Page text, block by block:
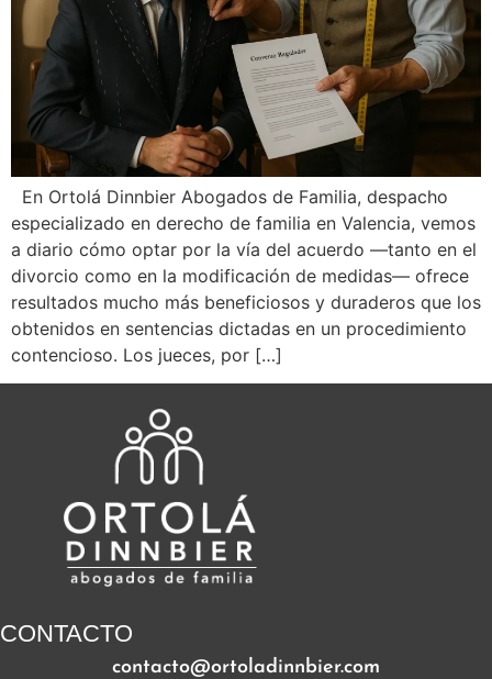
En Ortolá Dinnbier Abogados de Familia, despacho
especializado en derecho de familia en Valencia, vemos
a diario cómo optar por la vía del acuerdo —tanto en el
divorcio como en la modificación de medidas— ofrece
resultados mucho más beneficiosos y duraderos que los
obtenidos en sentencias dictadas en un procedimiento
contencioso. Los jueces, por […]
CONTACTO
contacto@ortoladinnbier.com